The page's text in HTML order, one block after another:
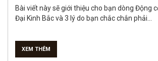
Bài viết này sẽ giới thiệu cho bạn dòng Động
Đại Kinh Bắc và 3 lý do bạn chắc chắn phải...
XEM THÊM